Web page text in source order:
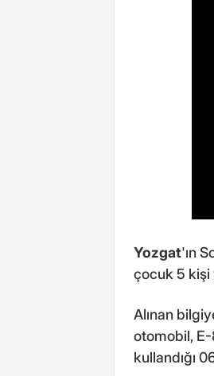
Yozgat'ın
çocuk 5 kişi
Alınan
otomobil, E-
kullandığı